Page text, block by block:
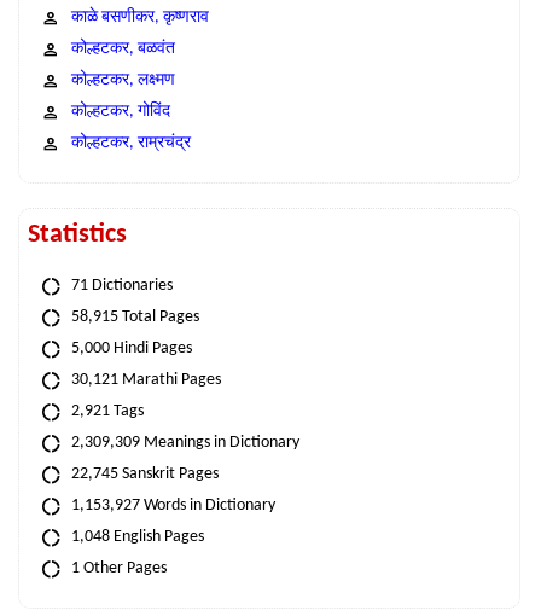
काळे बसणीकर, कृष्णराव
कोल्हटकर, बळवंत
कोल्हटकर, लक्ष्मण
कोल्हटकर, गोविंद
कोल्हटकर, राम्रचंद्र
Statistics
71 Dictionaries
58,915 Total Pages
5,000 Hindi Pages
30,121 Marathi Pages
2,921 Tags
2,309,309 Meanings in Dictionary
22,745 Sanskrit Pages
1,153,927 Words in Dictionary
1,048 English Pages
1 Other Pages